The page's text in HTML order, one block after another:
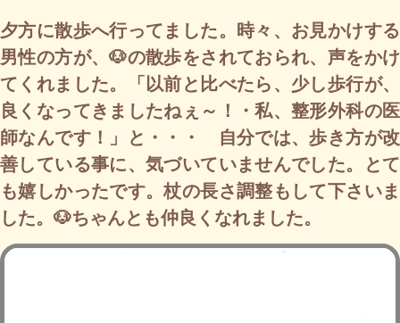
夕方に散歩へ行ってました。時々、お見かけする
男性の方が、🐶の散歩をされておられ、声をかけ
てくれました。「以前と比べたら、少し歩行が、
良くなってきましたねぇ～！・私、整形外科の医
師なんです！」と・・・ 自分では、歩き方が改
善している事に、気づいていませんでした。とて
も嬉しかったです。杖の長さ調整もして下さいま
した。🐶ちゃんとも仲良くなれました。